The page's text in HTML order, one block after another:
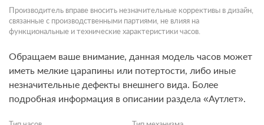
Производитель вправе вносить незначительные коррективы в дизайн,
связанные с производственными партиями, не влияя на
функциональные и технические характеристики часов.
Обращаем ваше внимание, данная модель часов может
иметь мелкие царапины или потертости, либо иные
незначительные дефекты внешнего вида. Более
подробная информация в описании раздела «Аутлет».